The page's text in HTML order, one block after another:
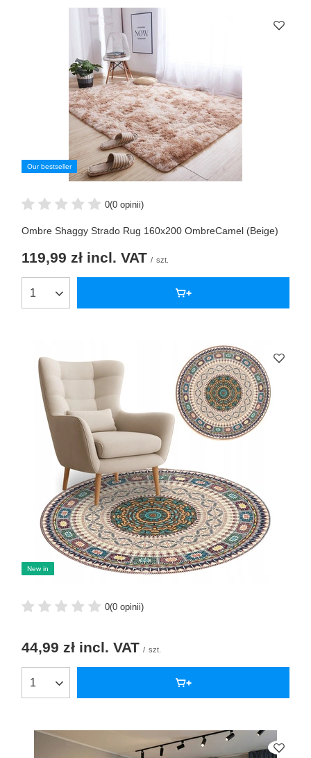
Our bestseller
0(0 opinii)
Ombre Shaggy Strado Rug 160x200 OmbreCamel (Beige)
119,99 zł incl. VAT / szt.
New in
0(0 opinii)
44,99 zł incl. VAT / szt.